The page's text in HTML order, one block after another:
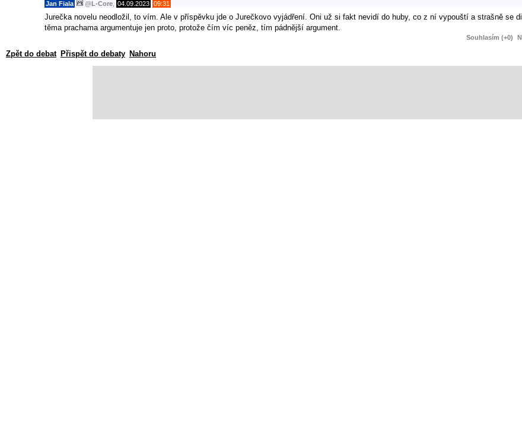
Jan Fiala @L-Core 04.09.2023 09:31
Jurečka novelu neodložil, to vím. Ale v příspěvku jde o Jurečkovo vyjádření. Oni už si fakt nevidí do huby, co z ní vypouští a strašně se
těma prachama argumentuje jen proto, protože čím víc peněz, tím pádnější argument.
Souhlasím (+0)
Zpět do debat Přispět do debaty Nahoru